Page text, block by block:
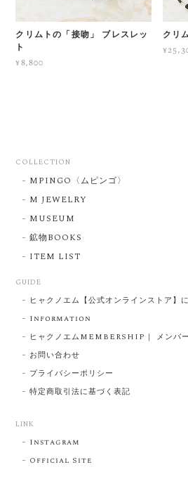
クリムトの「接吻」 ブレスレッ
ト
¥8,800
クリ
COLLECTION
MPINGO〈ムピンゴ〉
M JEWELRY
MUSEUM
鉱物BOOKS
ITEM LIST
GUIDE
ヒャクノエム【公式オンラインストア】
Information
ヒャクノエムMEMBERSHIP｜ メンバ
お問い合わせ
プライバシーポリシー
特定商取引法に基づく表記
LINK
Instagram
Official Site